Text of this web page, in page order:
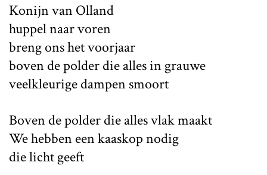
Konijn van Olland
huppel naar voren
breng ons het voorjaar
boven de polder die alles in grauwe
veelkleurige dampen smoort
Boven de polder die alles vlak maakt
We hebben een kaaskop nodig
die licht geeft